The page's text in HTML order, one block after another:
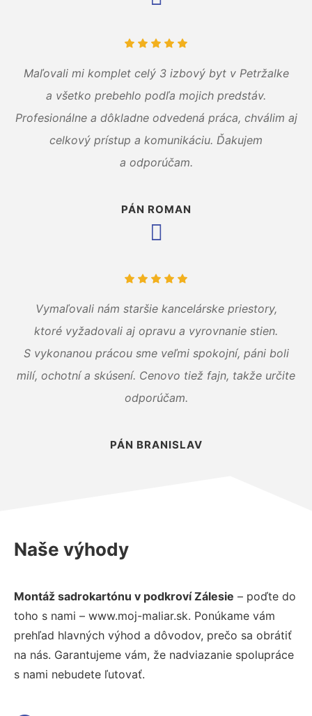
Maľovali mi komplet celý 3 izbový byt v Petržalke
a všetko prebehlo podľa mojich predstáv.
Profesionálne a dôkladne odvedená práca, chválim aj
celkový prístup a komunikáciu. Ďakujem
a odporúčam.
PÁN ROMAN
Vymaľovali nám staršie kancelárske priestory,
ktoré vyžadovali aj opravu a vyrovnanie stien.
S vykonanou prácou sme veľmi spokojní, páni boli
milí, ochotní a skúsení. Cenovo tiež fajn, takže určite
odporúčam.
PÁN BRANISLAV
Naše výhody
Montáž sadrokartónu v podkroví Zálesie – poďte do
toho s nami – www.moj-maliar.sk. Ponúkame vám
prehľad hlavných výhod a dôvodov, prečo sa obrátiť
na nás. Garantujeme vám, že nadviazanie spolupráce
s nami nebudete ľutovať.